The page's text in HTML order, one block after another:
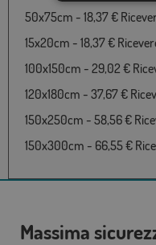
50x75cm - 18,37 €
15x20cm - 18,37 €
100x150cm - 29,02 €
120x180cm - 37,67 €
150x250cm - 58,56 €
150x300cm - 66,55 €
Massima